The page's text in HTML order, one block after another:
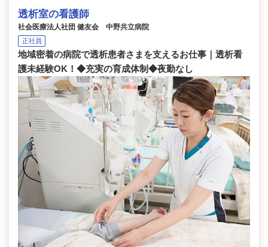
透析室の看護師
社会医療法人社団 健友会 中野共立病院
正社員
地域密着の病院で透析患者さまを支えるお仕事｜透析看
護未経験OK！◆充実の育成体制◆夜勤なし